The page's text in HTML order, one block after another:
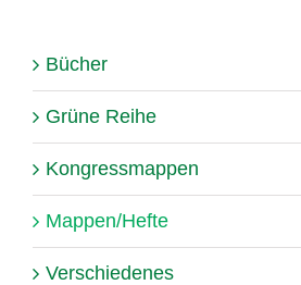
Bücher
Grüne Reihe
Kongressmappen
Mappen/Hefte
Verschiedenes